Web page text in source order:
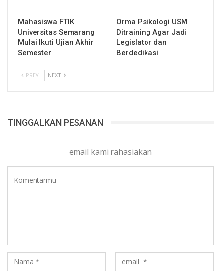
Mahasiswa FTIK
Universitas Semarang
Mulai Ikuti Ujian Akhir
Semester
Orma Psikologi USM
Ditraining Agar Jadi
Legislator dan
Berdedikasi
PREV NEXT
TINGGALKAN PESANAN
email kami rahasiakan